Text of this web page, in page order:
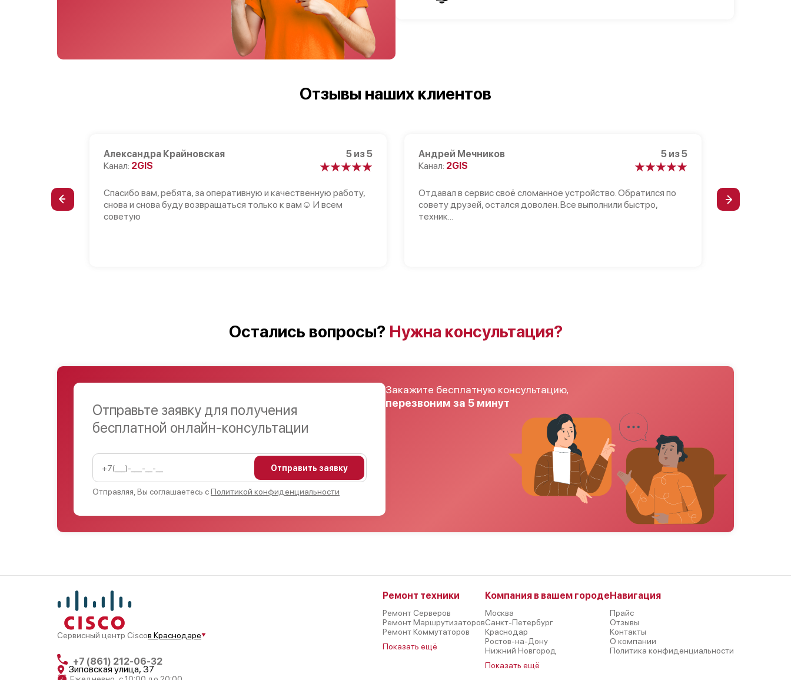
Отзывы наших клиентов
Александра Крайновская
Канал: 2GIS
5 из 5
Спасибо вам, ребята, за оперативную и качественную работу,
снова и снова буду возвращаться только к вам☺️ И всем
советую
Андрей Мечников
Канал: 2GIS
5 из 5
Отдавал в сервис своё сломанное устройство. Обратился по
совету друзей, остался доволен. Все выполнили быстро,
техник...
Остались вопросы? Нужна консультация?
Отправьте заявку для получения
бесплатной онлайн-консультации
Отправить заявку
Отправляя, Вы соглашаетесь сПолитикой конфиденциальности
Закажите бесплатную консультацию,
перезвоним за 5 минут
Сервисный центр Ciscoв Краснодаре
+7 (861) 212-06-32
Зиповская улица, 37
Ремонт техники
Ремонт Серверов
Ремонт Маршрутизаторов
Ремонт Коммутаторов
Показать ещё
Компания в вашем городе
Москва
Санкт-Петербург
Краснодар
Ростов-на-Дону
Нижний Новгород
Показать ещё
Навигация
Прайс
Отзывы
Контакты
О компании
Политика конфиденциальности